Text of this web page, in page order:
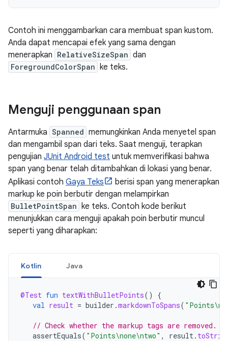
Contoh ini menggambarkan cara membuat span kustom.
Anda dapat mencapai efek yang sama dengan
menerapkan RelativeSizeSpan dan
ForegroundColorSpan ke teks.
Menguji penggunaan span
Antarmuka Spanned memungkinkan Anda menyetel span
dan mengambil span dari teks. Saat menguji, terapkan
pengujian JUnit Android test untuk memverifikasi bahwa
span yang benar telah ditambahkan di lokasi yang benar.
Aplikasi contoh Gaya Teks
berisi span yang menerapkan
markup ke poin berbutir dengan melampirkan
BulletPointSpan
ke teks. Contoh kode berikut
menunjukkan cara menguji apakah poin berbutir muncul
seperti yang diharapkan:
Kotlin Java
@Test fun textWithBulletPoints()
{
val result = builder .markdownToSpans(
// Check whether the markup tags are removed.
assertEquals( "Points\none\ntwo" , result .